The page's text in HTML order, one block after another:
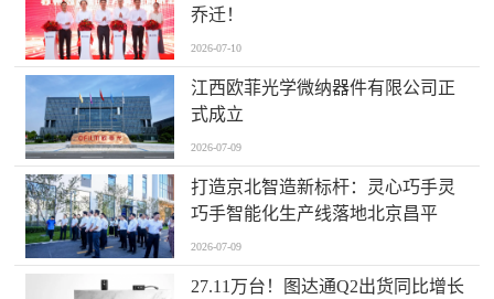
乔迁！
2026-07-10
江西欧菲光学微纳器件有限公司正
式成立
2026-07-09
打造京北智造新标杆：灵心巧手灵
巧手智能化生产线落地北京昌平
2026-07-09
27.11万台！图达通Q2出货同比增长